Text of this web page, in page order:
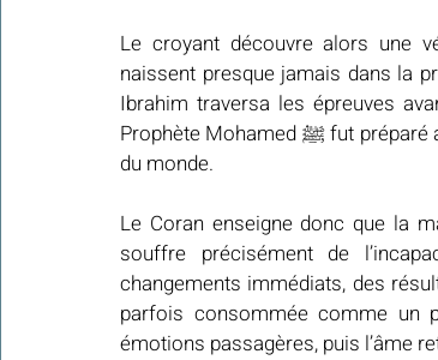
Le croyant découvre alors une
naissent presque jamais dans la
Ibrahim traversa les épreuves
Prophète Mohamed ﷺ fut préparé avant la révélation par la solitude de Hira et le retrait du vacarme
du monde.
Le Coran enseigne donc que la
souffre précisément de
changements immédiats, des
parfois consommée comme un
émotions passagères, puis l’âme